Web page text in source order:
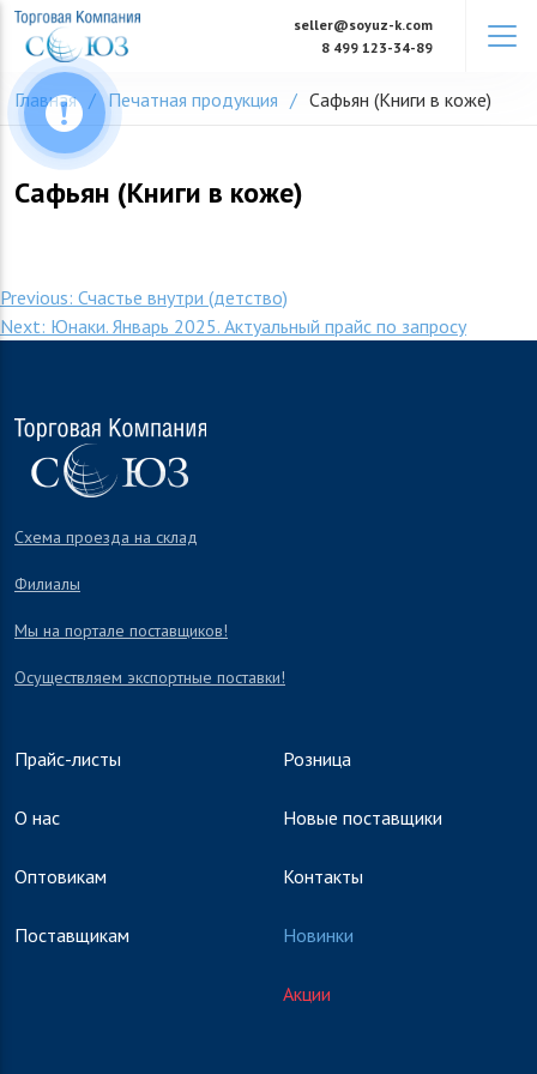
Skip
content
seller@soyuz-k.com
8 499 123-34-89
Главная Печатная продукция Сафьян (Книги в коже)
Сафьян (Книги в коже)
Навигация
по
Previous: Счастье внутри (детство)
Next: Юнаки. Январь 2025. Актуальный прайс по запросу
Схема проезда на склад
Филиалы
Мы на портале поставщиков!
Осуществляем экспортные поставки!
Прайс-листы
О нас
Оптовикам
Поставщикам
Розница
Новые поставщики
Контакты
Новинки
Акции